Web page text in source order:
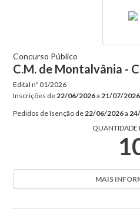
Concurso Público
C.M. de Montalvânia -
Edital nº 01/2026
Inscrições de22/06/2026a 21/07/2026
Pedidos de Isenção de22/06/2026a
QUANTIDADE
MAIS